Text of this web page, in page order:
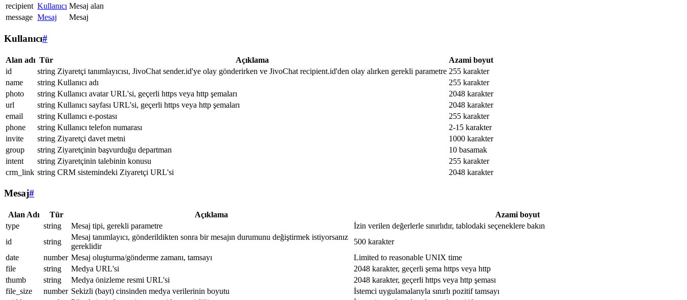
recipient Kullanıcı Mesaj alan
message Mesaj Mesaj
Kullanıcı#
Alan adı Tür Açıklama
Azami boyut
id
string Ziyaretçi tanımlayıcısı, JivoChat sender.id'ye olay gönderirken ve JivoChat recipient.id'den olay alırken gerekli parametre 255 karakter
name
string Kullanıcı adı
255 karakter
photo
string Kullanıcı avatar URL'si, geçerli https veya http şemaları
2048 karakter
url
string Kullanıcı sayfası URL'si, geçerli https veya http şemaları
2048 karakter
email
string Kullanıcı e-postası
255 karakter
phone
string Kullanıcı telefon numarası
2-15 karakter
invite
string Ziyaretçi davet metni
1000 karakter
group
string Ziyaretçinin başvurduğu departman
10 basamak
intent
string Ziyaretçinin talebinin konusu
255 karakter
crm_link string CRM sistemindeki Ziyaretçi URL'si 2048 karakter
Mesaj#
Alan Adı Tür Açıklama
Azami boyut
type
string Mesaj tipi, gerekli parametre
İzin verilen değerlerle sınırlıdır, tablodaki seçeneklere bakın
id
string
Mesaj tanımlayıcı, gönderildikten sonra bir mesajın durumunu değiştirmek istiyorsanız
gereklidir
500 karakter
date
number Mesaj oluşturma/gönderme zamanı, tamsayı
Limited to reasonable UNIX time
file
string Medya URL'si
2048 karakter, geçerli şema https veya http
thumb
string Medya önizleme resmi URL'si
2048 karakter, geçerli https veya http şeması
file_size
number Sekizli (bayt) cinsinden medya verilerinin boyutu
İstemci uygulamalarıyla sınırlı pozitif tamsayı